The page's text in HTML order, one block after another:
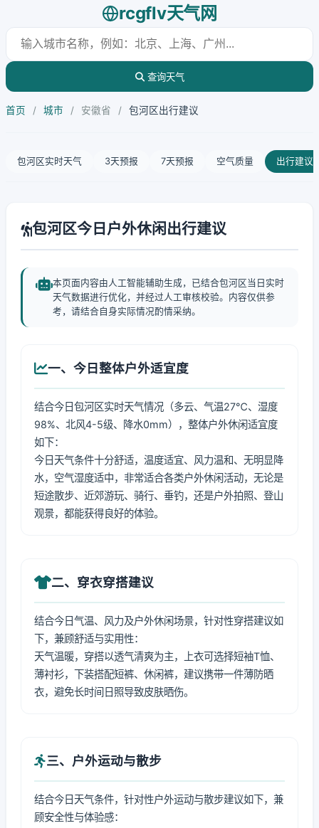
rcgflv天气网
查询天气
首页 / 城市 / 安徽省 / 包河区出行建议
包河区实时天气 3天预报 7天预报 空气质量 出行建议
包河区今日户外休闲出行建议
本页面内容由人工智能辅助生成，已结合包河区当日实时
天气数据进行优化，并经过人工审核校验。内容仅供参
考，请结合自身实际情况酌情采纳。
一、今日整体户外适宜度
结合今日包河区实时天气情况（多云、气温27℃、湿度
98%、北风4-5级、降水0mm），整体户外休闲适宜度
如下：
今日天气条件十分舒适，温度适宜、风力温和、无明显降
水，空气湿度适中，非常适合各类户外休闲活动，无论是
短途散步、近郊游玩、骑行、垂钓，还是户外拍照、登山
观景，都能获得良好的体验。
二、穿衣穿搭建议
结合今日气温、风力及户外休闲场景，针对性穿搭建议如
下，兼顾舒适与实用性：
天气温暖，穿搭以透气清爽为主，上衣可选择短袖T恤、
薄衬衫，下装搭配短裤、休闲裤，建议携带一件薄防晒
衣，避免长时间日照导致皮肤晒伤。
三、户外运动与散步
结合今日天气条件，针对性户外运动与散步建议如下，兼
顾安全性与体验感：